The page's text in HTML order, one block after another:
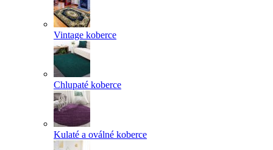
Vintage koberce
Chlupaté koberce
Kulaté a oválné koberce